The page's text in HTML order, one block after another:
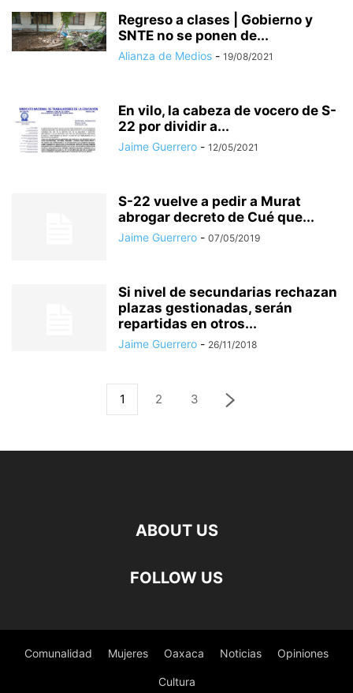
Regreso a clases | Gobierno y
SNTE no se ponen de...
Alianza de Medios - 19/08/2021
En vilo, la cabeza de vocero de S-
22 por dividir a...
Jaime Guerrero - 12/05/2021
S-22 vuelve a pedir a Murat
abrogar decreto de Cué que...
Jaime Guerrero - 07/05/2019
Si nivel de secundarias rechazan
plazas gestionadas, serán
repartidas en otros...
Jaime Guerrero - 26/11/2018
1 2 3
ABOUT US
FOLLOW US
Comunalidad Mujeres Oaxaca Noticias Opiniones
Cultura